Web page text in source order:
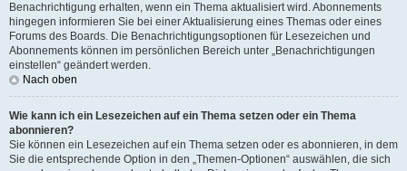
Benachrichtigung erhalten, wenn ein Thema aktualisiert wird. Abonnements
hingegen informieren Sie bei einer Aktualisierung eines Themas oder eines
Forums des Boards. Die Benachrichtigungsoptionen für Lesezeichen und
Abonnements können im persönlichen Bereich unter „Benachrichtigungen
einstellen“ geändert werden.
Nach oben
Wie kann ich ein Lesezeichen auf ein Thema setzen oder ein Thema
abonnieren?
Sie können ein Lesezeichen auf ein Thema setzen oder es abonnieren, in dem
Sie die entsprechende Option in den „Themen-Optionen“ auswählen, die sich